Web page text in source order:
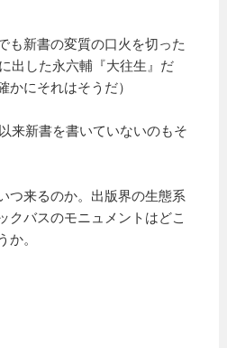
も新書の変質の口火を切った
出した永六輔『大往生』だ
かにそれはそうだ）
来新書を書いていないのもそ
つ来るのか。出版界の生態系
クバスのモニュメントはどこ
。